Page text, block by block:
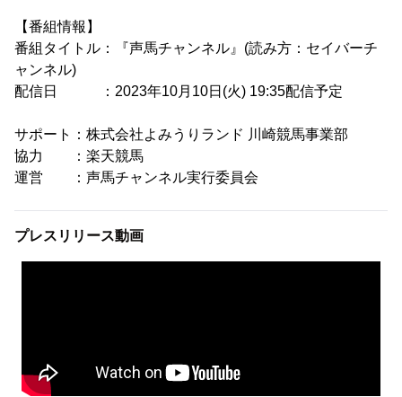
【番組情報】
番組タイトル：『声馬チャンネル』(読み方：セイバーチ
ャンネル)
配信日 ：2023年10月10日(火) 19:35配信予定
サポート：株式会社よみうりランド 川崎競馬事業部
協力 ：楽天競馬
運営 ：声馬チャンネル実行委員会
プレスリリース動画